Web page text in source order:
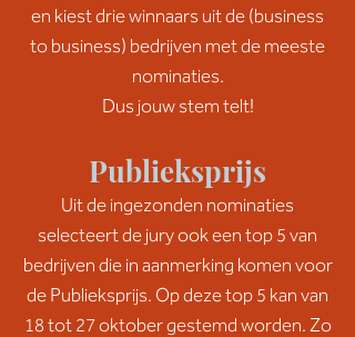
en kiest drie winnaars uit de (business
to business) bedrijven met de meeste
nominaties.
Dus jouw stem telt!
Publieksprijs
Uit de ingezonden nominaties
selecteert de jury ook een top 5 van
bedrijven die in aanmerking komen voor
de Publieksprijs. Op deze top 5 kan van
18 tot 27 oktober gestemd worden. Zo